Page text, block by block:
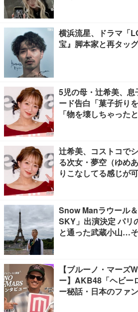
横浜流星、ドラマ「
宝』脚本家と再タッグ
5児の母・辻希美、息
ード告白「菓子折り
「物を壊しちゃったと
辻希美、コストコで
る次女・夢空（ゆめ
りこなしてる感じが
Snow Manラウール
SKY」出演決定 パリ
と通った武蔵小山…
【ブルーノ・マーズ
ー】AKB48「ヘビー
ー秘話・日本のファ